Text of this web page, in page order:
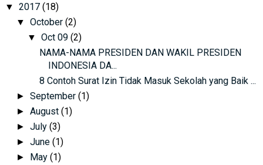
▼ 2017 (18)
▼October(2)
▼Oct 09(2)
NAMA-NAMA PRESIDEN DAN WAKIL PRESIDEN
INDONESIA DA...
8 Contoh Surat Izin Tidak Masuk Sekolah yang Baik ...
►September(1)
►August(1)
►July(3)
►June(1)
► May(1)